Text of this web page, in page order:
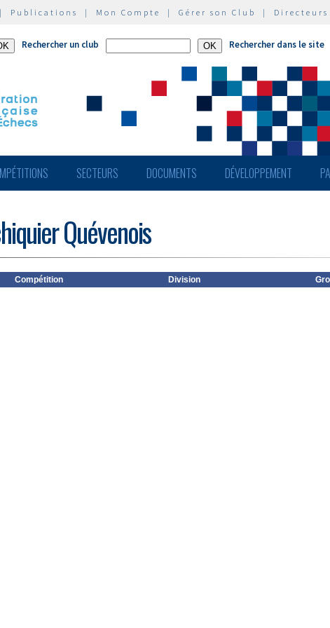
Publications | Mon Compte | Gérer son Club | Directeurs
Rechercher un club Rechercher dans le site
SECTEURS DOCUMENTS DÉVELOPPEMENT
Quévenois
Compétition Division